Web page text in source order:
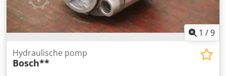
1 /9
Hydraulische pomp
Bosch**